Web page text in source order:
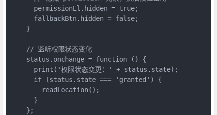
      permissionEl.hidden = true;
      fallbackBtn.hidden = false;
    }
    // 监听权限状态变化
    status.onchange = function () {
      print('权限状态变更：' + status.state);
      if (status.state === 'granted') {
        readLocation();
      }
    };